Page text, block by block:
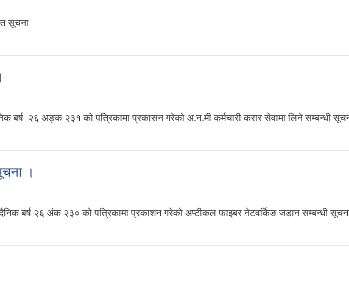
सूचना
बर्ष २६ अङ्क २३१ को पत्रिकामा प्रकासन गरेको अ.न.मी कर्मचारी करार सेवामा लिने सम्बन्धी
।
बर्ष २६ अंक २३० को पत्रिकामा प्रकाशन गरेको अप्टीकल फाइबर नेटवर्किङ जडान सम्बन्धी